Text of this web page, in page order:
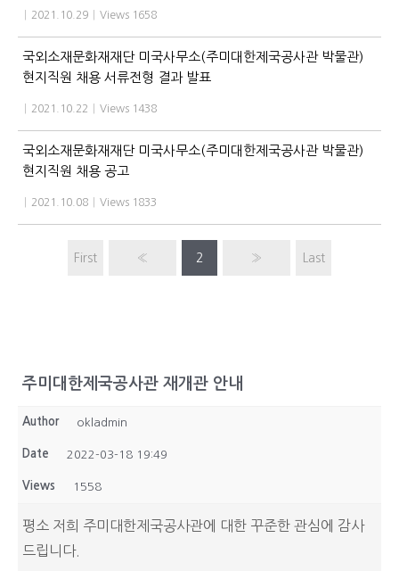
2021.10.29 Views 1658
국외소재문화재재단 미국사무소(주미대한제국공사관 박물관)
현지직원 채용 서류전형 결과 발표
2021.10.22 Views 1438
국외소재문화재재단 미국사무소(주미대한제국공사관 박물관)
현지직원 채용 공고
2021.10.08 Views 1833
First « 2 » Last
주미대한제국공사관 재개관 안내
Author okladmin
Date 2022-03-18 19:49
Views 1558
평소 저희 주미대한제국공사관에 대한 꾸준한 관심에 감사
드립니다.